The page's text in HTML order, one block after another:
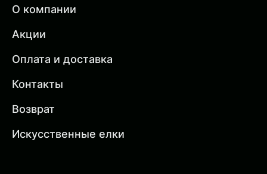
О компании
Акции
Оплата и доставка
Контакты
Возврат
Искусственные елки